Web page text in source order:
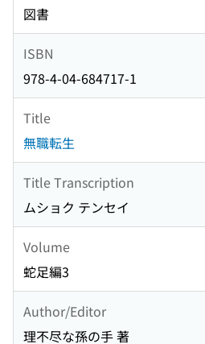
図書
ISBN
978-4-04-684717-1
Title
無職転生
Title Transcription
ムショク テンセイ
Volume
蛇足編3
Author/Editor
理不尽な孫の手 著